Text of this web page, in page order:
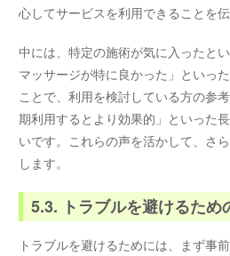
心してサービスを利用できることを伝
中には、特定の施術が気に入ったと
マッサージが特に良かった」といっ
ことで、利用を検討している方の参
期利用するとより効果的」といった
いです。これらの声を活かして、さ
します。
5.3. トラブルを避けるため
トラブルを避けるためには、まず事